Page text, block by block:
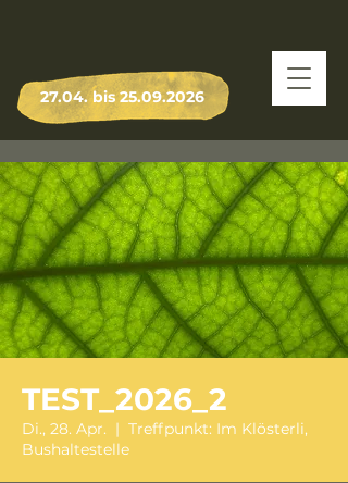
27.04. bis 25.09.2026
TEST_2026_2
Di., 28. Apr.
  |
Treffpunkt: Im Klösterli,
Bushaltestelle